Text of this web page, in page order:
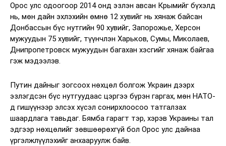
Орос улс одоогоор 2014 онд эзлэн авсан Крымийг бүхэлд
нь, мөн дайн эхлэхийн өмнө 12 хувийг нь хянаж байсан
Донбассын бүс нутгийн 90 хувийг, Запорожье, Херсон
мужуудын 75 хувийг, түүнчлэн Харьков, Сумы, Миколаев,
Днипропетровск мужуудын багахан хэсгийг хянаж байгаа
гэж мэдээлэв.
Путин дайныг зогсоох нөхцөл болгож Украин дээрх
эзлэгдсэн бүс нутгуудаас цэргээ бүрэн гаргах, мөн НАТО-
д гишүүнээр элсэх хүсэл сонирхлоосоо татгалзах
шаардлага тавьдаг. Бямба гарагт тэр, хэрэв Украины тал
эдгээр нөхцөлийг зөвшөөрөхгүй бол Орос улс дайнаа
үргэлжлүүлэхийг анхааруулж байв.